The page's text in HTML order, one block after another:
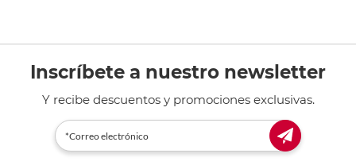
Inscríbete a nuestro newsletter
Y recibe descuentos y promociones exclusivas.